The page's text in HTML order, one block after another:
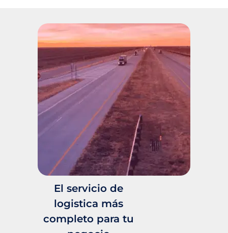
El servicio de
logistica más
completo para tu